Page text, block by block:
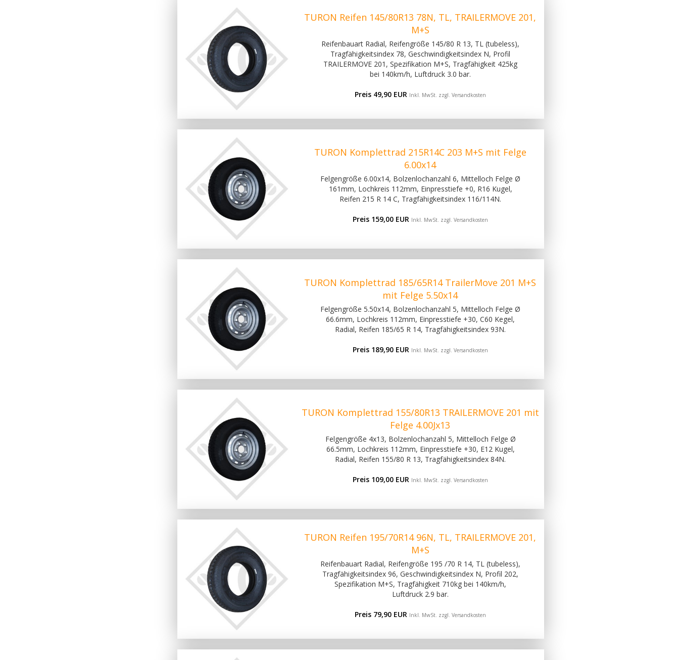
TURON Reifen 145/80R13 78N, TL, TRAILERMOVE 201,
M+S
Reifenbauart Radial, Reifengröße 145/80 R 13, TL (tubeless),
Tragfähigkeitsindex 78, Geschwindigkeitsindex N, Profil
TRAILERMOVE 201, Spezifikation M+S, Tragfähigkeit 425kg
bei 140km/h, Luftdruck 3.0 bar.
Preis 49,90 EUR Inkl. MwSt. zzgl. Versandkosten
TURON Komplettrad 215R14C 203 M+S mit Felge
6.00x14
Felgengröße 6.00x14, Bolzenlochanzahl 6, Mittelloch Felge Ø
161mm, Lochkreis 112mm, Einpresstiefe +0, R16 Kugel,
Reifen 215 R 14 C, Tragfähigkeitsindex 116/114N.
Preis 159,00 EUR Inkl. MwSt. zzgl. Versandkosten
TURON Komplettrad 185/65R14 TrailerMove 201 M+S
mit Felge 5.50x14
Felgengröße 5.50x14, Bolzenlochanzahl 5, Mittelloch Felge Ø
66.6mm, Lochkreis 112mm, Einpresstiefe +30, C60 Kegel,
Radial, Reifen 185/65 R 14, Tragfähigkeitsindex 93N.
Preis 189,90 EUR Inkl. MwSt. zzgl. Versandkosten
TURON Komplettrad 155/80R13 TRAILERMOVE 201 mit
Felge 4.00Jx13
Felgengröße 4x13, Bolzenlochanzahl 5, Mittelloch Felge Ø
66.5mm, Lochkreis 112mm, Einpresstiefe +30, E12 Kugel,
Radial, Reifen 155/80 R 13, Tragfähigkeitsindex 84N.
Preis 109,00 EUR Inkl. MwSt. zzgl. Versandkosten
TURON Reifen 195/70R14 96N, TL, TRAILERMOVE 201,
M+S
Reifenbauart Radial, Reifengröße 195 /70 R 14, TL (tubeless),
Tragfähigkeitsindex 96, Geschwindigkeitsindex N, Profil 202,
Spezifikation M+S, Tragfähigkeit 710kg bei 140km/h,
Luftdruck 2.9 bar.
Preis 79,90 EUR Inkl. MwSt. zzgl. Versandkosten